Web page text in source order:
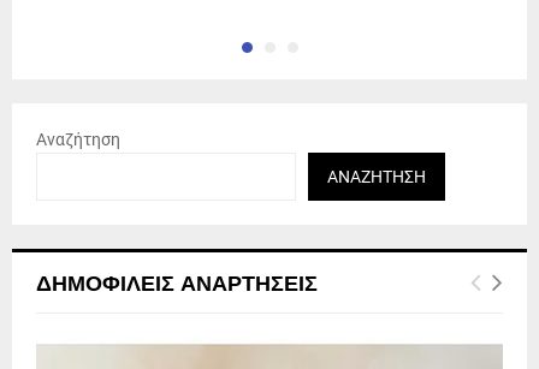
Αναζήτηση
ΑΝΑΖΉΤΗΣΗ
ΔΗΜΟΦΙΛΕΊΣ ΑΝΑΡΤΉΣΕΙΣ